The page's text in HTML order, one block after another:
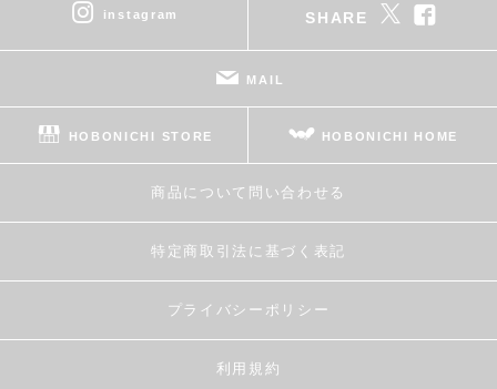
instagram SHARE
MAIL
HOBONICHI STORE HOBONICHI HOME
商品について問い合わせる
特定商取引法に基づく表記
プライバシーポリシー
利用規約